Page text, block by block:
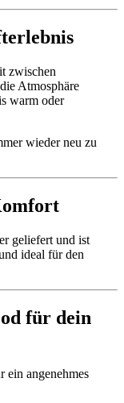
zwischen
Atmosphäre
warm oder
wieder neu zu
geliefert und ist
ideal für den
für dein
ein angenehmes